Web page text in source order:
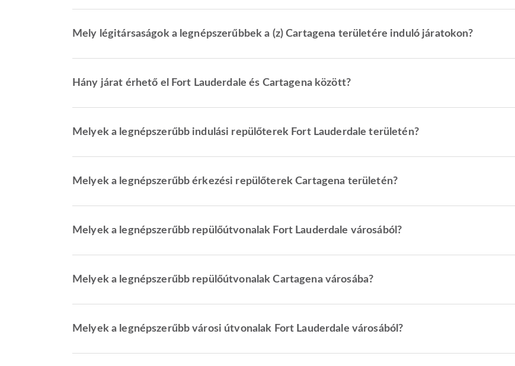
Mely légitársaságok a legnépszerűbbek a (z) Cartagena területére induló járatokon?
Hány járat érhető el Fort Lauderdale és Cartagena között?
Melyek a legnépszerűbb indulási repülőterek Fort Lauderdale területén?
Melyek a legnépszerűbb érkezési repülőterek Cartagena területén?
Melyek a legnépszerűbb repülőútvonalak Fort Lauderdale városából?
Melyek a legnépszerűbb repülőútvonalak Cartagena városába?
Melyek a legnépszerűbb városi útvonalak Fort Lauderdale városából?